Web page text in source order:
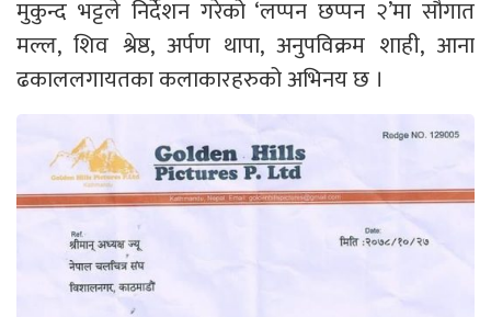
मुकुन्द भट्टले निर्देशन गरेको ‘लप्पन छप्पन २’मा सौगात
मल्ल, शिव श्रेष्ठ, अर्पण थापा, अनुपविक्रम शाही, आना
ढकाललगायतका कलाकारहरुको अभिनय छ ।